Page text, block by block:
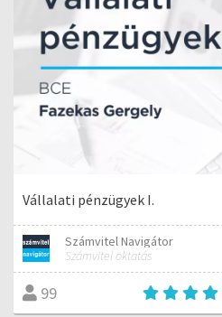
Vállalati pénzügyek I.
Számvitel Navigátor
Számvitel oktatás
99